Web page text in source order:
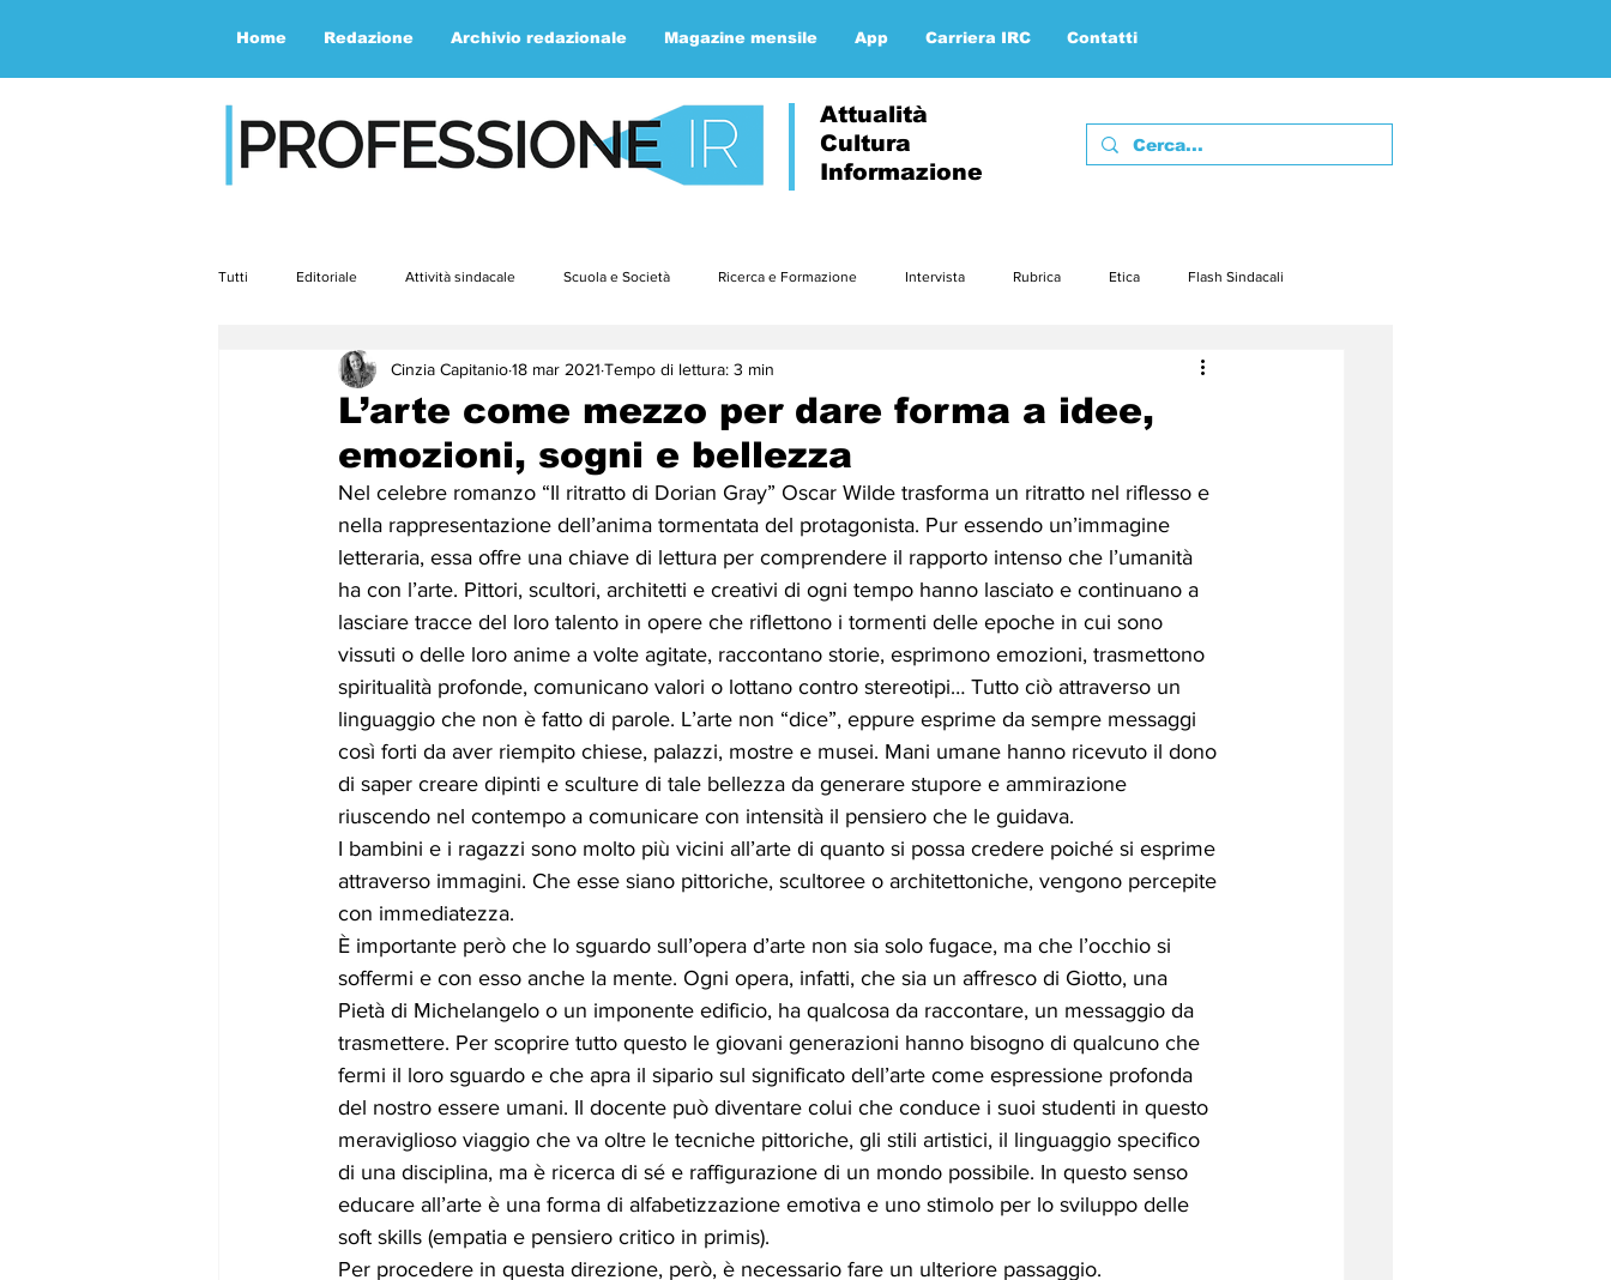
Home Redazione Archivio redazionale Magazine mensile App Carriera IRC Contatti
Attualità
Cultura
Informazione
Tutti Editoriale Attività sindacale Scuola e Società Ricerca e Formazione Intervista Rubrica Etica Flash Sindacali
Contemporaneità Speciale Approfondimenti Parola ai lettori
maggio23 giugno23 luglio23 agosto23 settembre23
febbraio24 marzo24 aprile24 maggio24
L’arte come mezzo per dare forma a idee,
emozioni, sogni e bellezza
Cinzia Capitanio18 mar 2021 Tempo di lettura: 3 min
Nel celebre romanzo “Il ritratto di Dorian Gray” Oscar Wilde trasforma un ritratto nel riflesso e
nella rappresentazione dell’anima tormentata del protagonista. Pur essendo un’immagine
letteraria, essa offre una chiave di lettura per comprendere il rapporto intenso che l’umanità
ha con l’arte. Pittori, scultori, architetti e creativi di ogni tempo hanno lasciato e continuano a
lasciare tracce del loro talento in opere che riflettono i tormenti delle epoche in cui sono
vissuti o delle loro anime a volte agitate, raccontano storie, esprimono emozioni, trasmettono
spiritualità profonde, comunicano valori o lottano contro stereotipi… Tutto ciò attraverso un
linguaggio che non è fatto di parole. L’arte non “dice”, eppure esprime da sempre messaggi
così forti da aver riempito chiese, palazzi, mostre e musei. Mani umane hanno ricevuto il dono
di saper creare dipinti e sculture di tale bellezza da generare stupore e ammirazione
riuscendo nel contempo a comunicare con intensità il pensiero che le guidava.
I bambini e i ragazzi sono molto più vicini all’arte di quanto si possa credere poiché si esprime
attraverso immagini. Che esse siano pittoriche, scultoree o architettoniche, vengono percepite
con immediatezza.
È importante però che lo sguardo sull’opera d’arte non sia solo fugace, ma che l’occhio si
soffermi e con esso anche la mente. Ogni opera, infatti, che sia un affresco di Giotto, una
Pietà di Michelangelo o un imponente edificio, ha qualcosa da raccontare, un messaggio da
trasmettere. Per scoprire tutto questo le giovani generazioni hanno bisogno di qualcuno che
fermi il loro sguardo e che apra il sipario sul significato dell’arte come espressione profonda
del nostro essere umani. Il docente può diventare colui che conduce i suoi studenti in questo
meraviglioso viaggio che va oltre le tecniche pittoriche, gli stili artistici, il linguaggio specifico
di una disciplina, ma è ricerca di sé e raffigurazione di un mondo possibile. In questo senso
educare all’arte è una forma di alfabetizzazione emotiva e uno stimolo per lo sviluppo delle
soft skills (empatia e pensiero critico in primis).
Per procedere in questa direzione, però, è necessario fare un ulteriore passaggio.